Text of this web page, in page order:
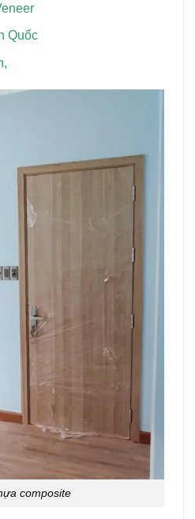
Quốc
composite